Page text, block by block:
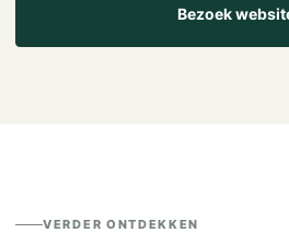
Bezoek
VERDER ONTDEKKEN